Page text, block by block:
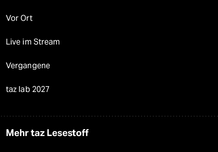
Vor Ort
Live im Stream
Vergangene
taz lab 2027
Mehr taz Lesestoff